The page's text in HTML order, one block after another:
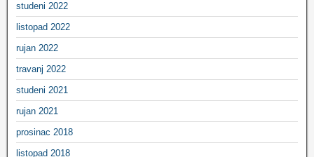
studeni 2022
listopad 2022
rujan 2022
travanj 2022
studeni 2021
rujan 2021
prosinac 2018
listopad 2018